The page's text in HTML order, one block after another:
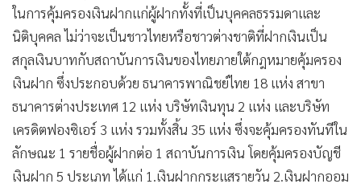
ในการคุ้มครองเงินฝากแก่ผู้ฝากทั้งที่เป็นบุคคลธรรมดาและ
นิติบุคคล ไม่ว่าจะเป็นชาวไทยหรือชาวต่างชาติที่ฝากเงินเป็น
สกุลเงินบาทกับสถาบันการเงินของไทยภายใต้กฎหมายคุ้มครอง
เงินฝาก ซึ่งประกอบด้วย ธนาคารพาณิชย์ไทย 18 แห่ง สาขา
ธนาคารต่างประเทศ 12 แห่ง บริษัทเงินทุน 2 แห่ง และบริษัท
เครดิตฟองซิเอร์ 3 แห่ง รวมทั้งสิ้น 35 แห่ง ซึ่งจะคุ้มครองทันทีใน
ลักษณะ 1 รายชื่อผู้ฝากต่อ 1 สถาบันการเงิน โดยคุ้มครองบัญชี
เงินฝาก 5 ประเภท ได้แก่ 1.เงินฝากกระแสรายวัน 2.เงินฝากออม